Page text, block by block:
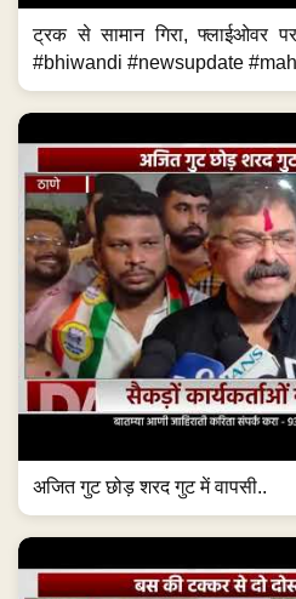
ट्रक से सामान गिरा, फ्लाईओवर
#bhiwandi #newsupdate
अजित गुट छोड़ शरद गुट में वापसी..